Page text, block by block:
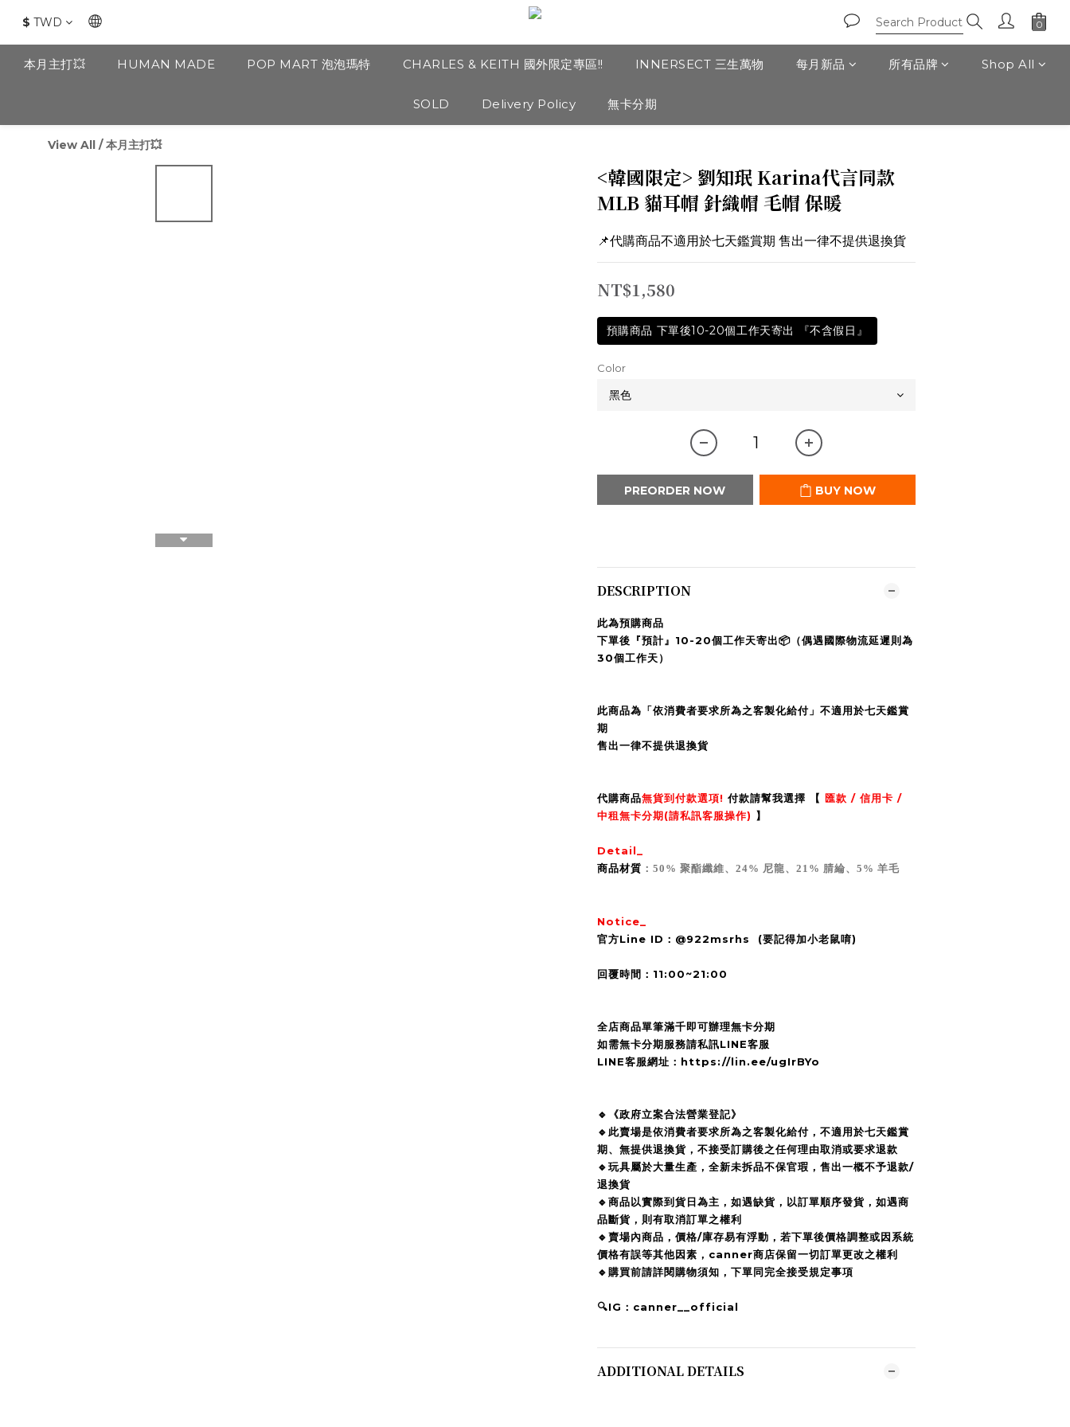
$ TWD
本月主打💥 HUMAN MADE POP MART 泡泡瑪特 CHARLES & KEITH 國外限定專區!! INNERSECT 三生萬物 每月新品 所有品牌 Shop All
SOLD Delivery Policy 無卡分期
View All /本月主打💥
<韓國限定> 劉知珉 Karina代言同款
MLB 貓耳帽 針織帽 毛帽 保暖
📌代購商品不適用於七天鑑賞期 售出一律不提供退換貨
NT$1,580
預購商品 下單後10-20個工作天寄出 『不含假日』
Color
PREORDER NOW BUY NOW
DESCRIPTION
此為預購商品
下單後『預計』10-20個工作天寄出📦（偶遇國際物流延遲則為
30個工作天）
此商品為「依消費者要求所為之客製化給付」不適用於七天鑑賞
期
售出一律不提供退換貨
代購商品無貨到付款選項! 付款請幫我選擇 【 匯款 / 信用卡 /
中租無卡分期(請私訊客服操作) 】
Detail_
商品材質 ：50% 聚酯纖維、24% 尼龍、21% 腈綸、5% 羊毛
Notice_
官方Line ID：@922msrhs (要記得加小老鼠唷)
回覆時間：11:00~21:00
全店商品單筆滿千即可辦理無卡分期
如需無卡分期服務請私訊LINE客服
LINE客服網址：https://lin.ee/ugIrBYo
🔹《政府立案合法營業登記》
🔹此賣場是依消費者要求所為之客製化給付，不適用於七天鑑賞
期、無提供退換貨，不接受訂購後之任何理由取消或要求退款
🔹玩具屬於大量生產，全新未拆品不保官瑕，售出一概不予退款/
退換貨
🔹商品以實際到貨日為主，如遇缺貨，以訂單順序發貨，如遇商
品斷貨，則有取消訂單之權利
🔹賣場內商品，價格/庫存易有浮動，若下單後價格調整或因系統
價格有誤等其他因素，canner商店保留一切訂單更改之權利
🔹購買前請詳閱購物須知，下單同完全接受規定事項
🔍IG：canner__official
ADDITIONAL DETAILS